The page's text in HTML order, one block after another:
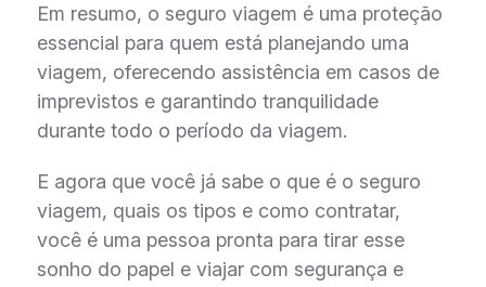
Em resumo, o seguro viagem é uma proteção
essencial para quem está planejando uma
viagem, oferecendo assistência em casos de
imprevistos e garantindo tranquilidade
durante todo o período da viagem.
E agora que você já sabe o que é o seguro
viagem, quais os tipos e como contratar,
você é uma pessoa pronta para tirar esse
sonho do papel e viajar com segurança e